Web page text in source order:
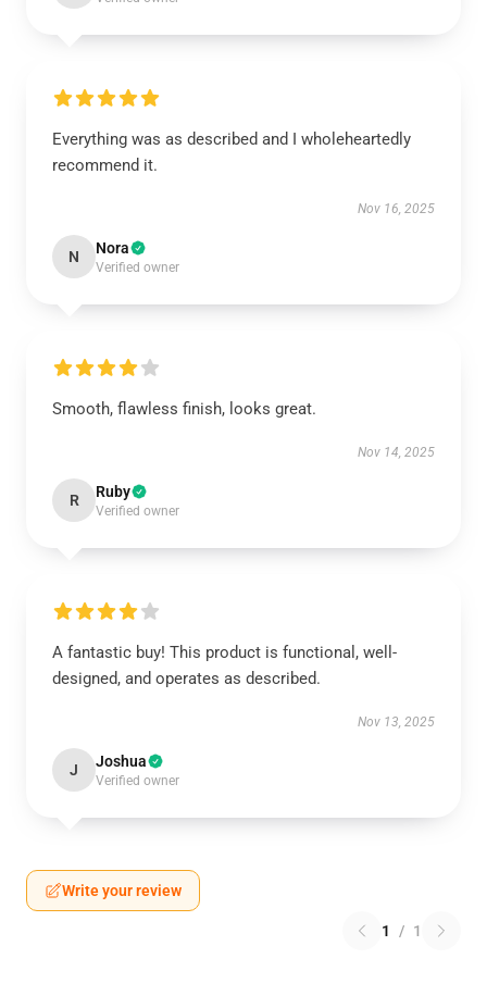
Everything was as described and I wholeheartedly
recommend it.
Nov 16, 2025
N Nora
Verified owner
Smooth, flawless finish, looks great.
Nov 14, 2025
R Ruby
Verified owner
A fantastic buy! This product is functional, well-
designed, and operates as described.
Nov 13, 2025
J Joshua
Verified owner
Write your review
1 / 1